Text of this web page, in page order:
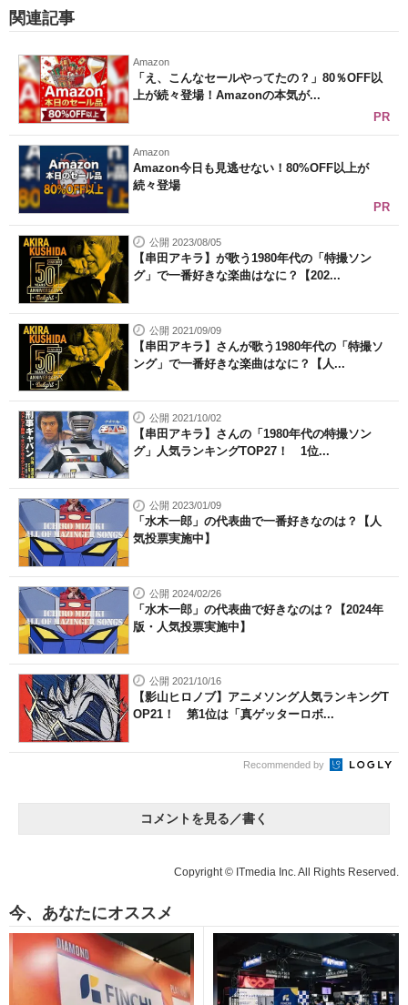
関連記事
Amazon
「え、こんなセールやってたの？」80％OFF以
上が続々登場！Amazonの本気が...
PR
Amazon
Amazon今日も見逃せない！80%OFF以上が
続々登場
PR
公開 2023/08/05
【串田アキラ】が歌う1980年代の「特撮ソン
グ」で一番好きな楽曲はなに？【202...
公開 2021/09/09
【串田アキラ】さんが歌う1980年代の「特撮ソ
ング」で一番好きな楽曲はなに？【人...
公開 2021/10/02
【串田アキラ】さんの「1980年代の特撮ソン
グ」人気ランキングTOP27！ 1位...
公開 2023/01/09
「水木一郎」の代表曲で一番好きなのは？【人
気投票実施中】
公開 2024/02/26
「水木一郎」の代表曲で好きなのは？【2024年
版・人気投票実施中】
公開 2021/10/16
【影山ヒロノブ】アニメソング人気ランキングT
OP21！ 第1位は「真ゲッターロボ...
Recommended by
コメントを見る／書く
Copyright © ITmedia Inc. All Rights Reserved.
今、あなたにオススメ